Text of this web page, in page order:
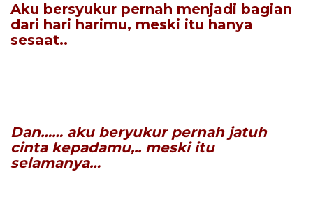
Aku bersyukur pernah menjadi bagian
dari hari harimu, meski itu hanya
sesaat..
Dan…… aku beryukur pernah jatuh
cinta kepadamu,.. meski itu
selamanya…